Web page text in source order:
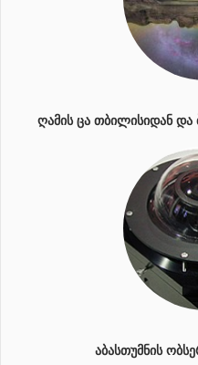
ᲦᲐᲛᲘᲡ ᲪᲐ ᲗᲑᲘᲚᲘᲡᲘᲓᲐᲜ
ᲐᲑᲐᲡᲗᲣᲛᲜᲘᲡ